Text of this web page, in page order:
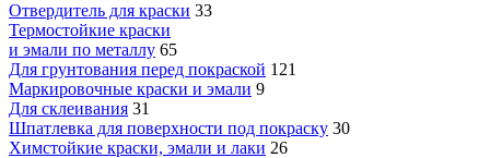
Отвердитель для краски 33
Термостойкие краски
и эмали по металлу 65
Для грунтования перед покраской 121
Маркировочные краски и эмали 9
Для склеивания 31
Шпатлевка для поверхности под покраску 30
Химстойкие краски, эмали и лаки 26